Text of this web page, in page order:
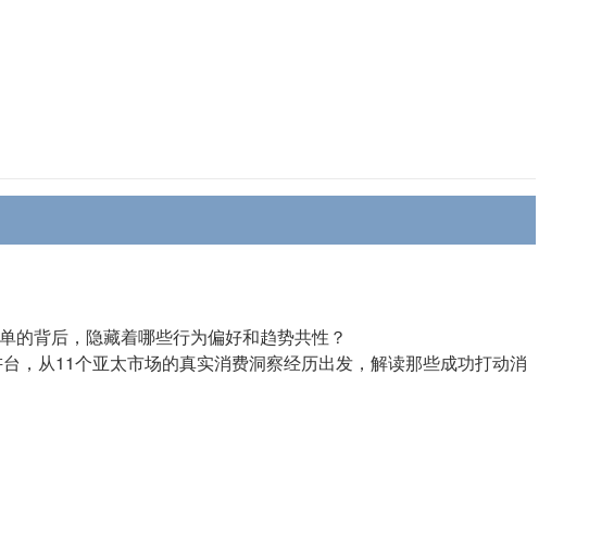
的背后，隐藏着哪些行为偏好和趋势共性？
，从11个亚太市场的真实消费洞察经历出发，解读那些成功打动消